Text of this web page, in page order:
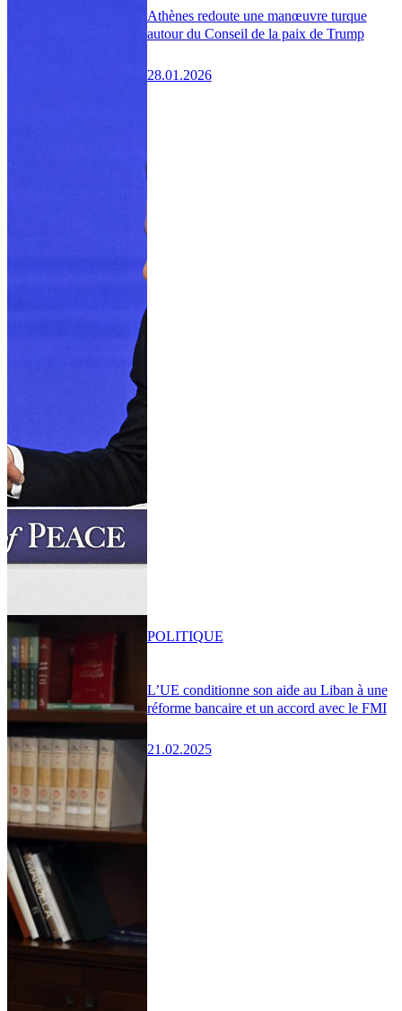
Athènes redoute une manœuvre turque
autour du Conseil de la paix de Trump
28.01.2026
L’UE conditionne son aide au Liban à une
réforme bancaire et un accord avec le FMI
21.02.2025
POLITIQUE